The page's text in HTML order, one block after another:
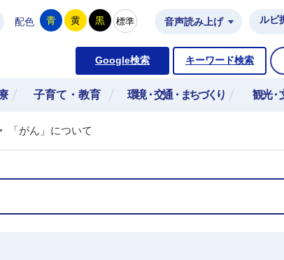
ームページ
配色 青 黄 黒 標準 音声読み上げ ルビ
Google検索 キーワード検索
子育て・教育 環境・交通・まちづくり 観光・
「がん」について